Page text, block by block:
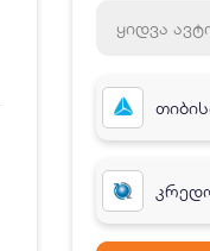
ყიდვა